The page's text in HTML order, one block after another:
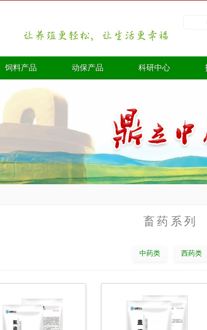
饲料产品 动保产品 科研中心
畜药系列
中药类 西药类